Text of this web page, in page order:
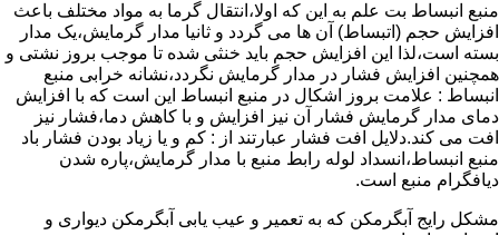
منبع انبساط بت علم به این که اولا،انتقال گرما به مواد مختلف باعث
افزایش حجم (اتبساط) آن ها می گردد و ثانیا مدار گرمایش،یک مدار
بسته است،لذا این افزایش حجم باید خنثی شده تا موجب بروز نشتی و
همچنین افزایش فشار در مدار گرمایش نگردد،نشانه خرابی منبع
انبساط : علامت بروز اشکال در منبع انبساط این است که با افزایش
دمای مدار گرمایش فشار آن نیز افزایش و با کاهش دما،فشار نیز
افت می کند.دلایل افت فشار عبارتند از : کم و یا زیاد بودن فشار باد
منبع انبساط،انسداد لوله رابط منبع با مدار گرمایش،پاره شدن
دیافگرام منبع است.
مشکل رایج آبگرمکن که به تعمیر و عیب یابی آبگرمکن دیواری و